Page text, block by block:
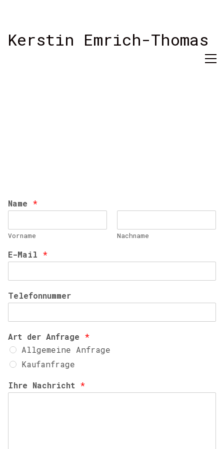
Kerstin Emrich-Thomas
Name *
Vorname Nachname
E-Mail *
Telefonnummer
Art der Anfrage *
Allgemeine Anfrage
Kaufanfrage
Ihre Nachricht *